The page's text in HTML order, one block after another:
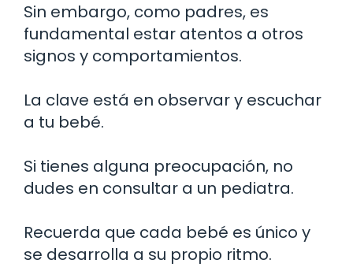
Sin embargo, como padres, es
fundamental estar atentos a otros
signos y comportamientos.
La clave está en observar y escuchar
a tu bebé.
Si tienes alguna preocupación, no
dudes en consultar a un pediatra.
Recuerda que cada bebé es único y
se desarrolla a su propio ritmo.